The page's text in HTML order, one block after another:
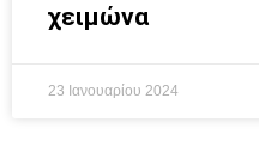
χειμώνα
23 Ιανουαρίου 2024